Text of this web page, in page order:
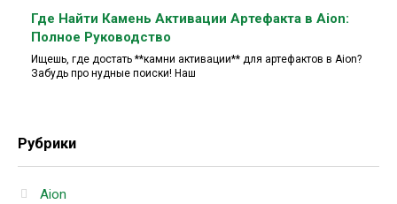
Где Найти Камень Активации Артефакта в Aion:
Полное Руководство
Ищешь, где достать **камни активации** для артефактов в Aion?
Забудь про нудные поиски! Наш
Рубрики
Aion